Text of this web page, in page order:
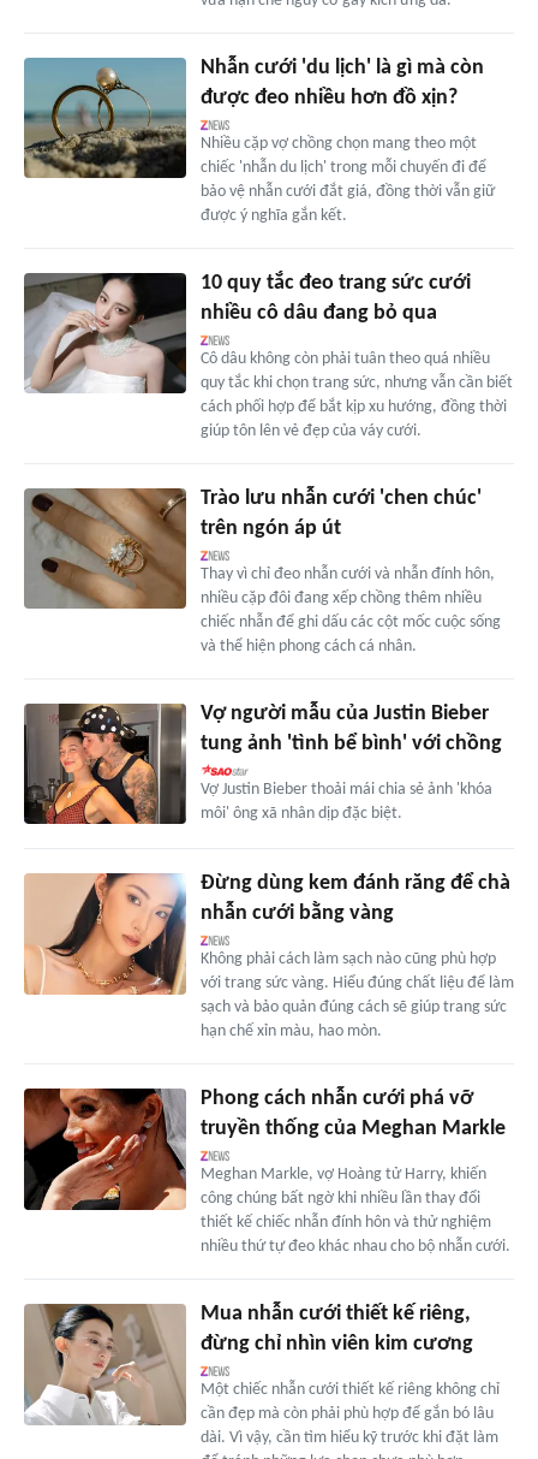
Nhẫn cưới 'du lịch' là gì mà còn
được đeo nhiều hơn đồ xịn?
Nhiều cặp vợ chồng chọn mang theo một
chiếc 'nhẫn du lịch' trong mỗi chuyến đi để
bảo vệ nhẫn cưới đắt giá, đồng thời vẫn giữ
được ý nghĩa gắn kết.
10 quy tắc đeo trang sức cưới
nhiều cô dâu đang bỏ qua
Cô dâu không còn phải tuân theo quá nhiều
quy tắc khi chọn trang sức, nhưng vẫn cần biết
cách phối hợp để bắt kịp xu hướng, đồng thời
giúp tôn lên vẻ đẹp của váy cưới.
Trào lưu nhẫn cưới 'chen chúc'
trên ngón áp út
Thay vì chỉ đeo nhẫn cưới và nhẫn đính hôn,
nhiều cặp đôi đang xếp chồng thêm nhiều
chiếc nhẫn để ghi dấu các cột mốc cuộc sống
và thể hiện phong cách cá nhân.
Vợ người mẫu của Justin Bieber
tung ảnh 'tình bể bình' với chồng
Vợ Justin Bieber thoải mái chia sẻ ảnh 'khóa
môi' ông xã nhân dịp đặc biệt.
Đừng dùng kem đánh răng để chà
nhẫn cưới bằng vàng
Không phải cách làm sạch nào cũng phù hợp
với trang sức vàng. Hiểu đúng chất liệu để làm
sạch và bảo quản đúng cách sẽ giúp trang sức
hạn chế xỉn màu, hao mòn.
Phong cách nhẫn cưới phá vỡ
truyền thống của Meghan Markle
Meghan Markle, vợ Hoàng tử Harry, khiến
công chúng bất ngờ khi nhiều lần thay đổi
thiết kế chiếc nhẫn đính hôn và thử nghiệm
nhiều thứ tự đeo khác nhau cho bộ nhẫn cưới.
Mua nhẫn cưới thiết kế riêng,
đừng chỉ nhìn viên kim cương
Một chiếc nhẫn cưới thiết kế riêng không chỉ
cần đẹp mà còn phải phù hợp để gắn bó lâu
dài. Vì vậy, cần tìm hiểu kỹ trước khi đặt làm